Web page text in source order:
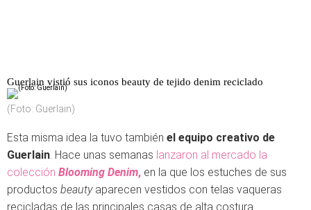
Guerlain vistió sus iconos beauty de tejido denim reciclado
(Foto: Guerlain)
Esta misma idea la tuvo también el equipo creativo de
Guerlain. Hace unas semanas lanzaron al mercado la
colección Blooming Denim, en la que los estuches de sus
productos beautyaparecen vestidos con telas vaqueras
recicladas de las principales casas de alta costura.